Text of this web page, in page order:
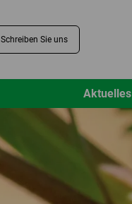
Schreiben Sie uns
Aktuelles